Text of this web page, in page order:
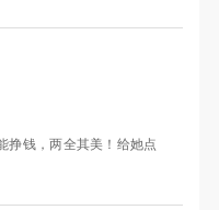
挣钱，两全其美！给她点